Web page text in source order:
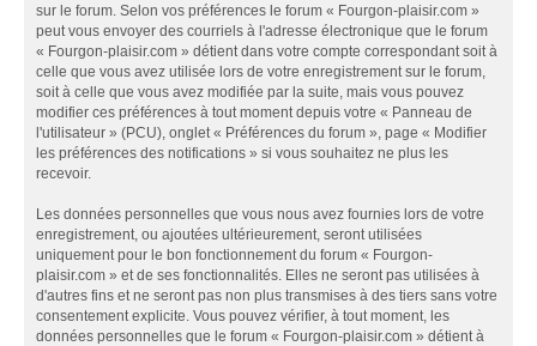
sur le forum. Selon vos préférences le forum « Fourgon-plaisir.com »
peut vous envoyer des courriels à l'adresse électronique que le forum
« Fourgon-plaisir.com » détient dans votre compte correspondant soit à
celle que vous avez utilisée lors de votre enregistrement sur le forum,
soit à celle que vous avez modifiée par la suite, mais vous pouvez
modifier ces préférences à tout moment depuis votre « Panneau de
l'utilisateur » (PCU), onglet « Préférences du forum », page « Modifier
les préférences des notifications » si vous souhaitez ne plus les
recevoir.
Les données personnelles que vous nous avez fournies lors de votre
enregistrement, ou ajoutées ultérieurement, seront utilisées
uniquement pour le bon fonctionnement du forum « Fourgon-
plaisir.com » et de ses fonctionnalités. Elles ne seront pas utilisées à
d'autres fins et ne seront pas non plus transmises à des tiers sans votre
consentement explicite. Vous pouvez vérifier, à tout moment, les
données personnelles que le forum « Fourgon-plaisir.com » détient à